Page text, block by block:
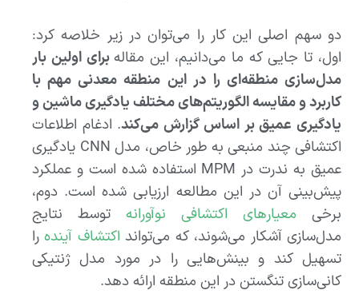
دو سهم اصلی این کار را می‌توان در زیر خلاصه کرد:
اول، تا جایی که ما می‌دانیم، این مقالهبرای اولین بار
مدل‌سازی منطقه‌ای را در این منطقه معدنی مهم با
کاربرد و مقایسه الگوریتم‌های مختلف یادگیری ماشین و
یادگیری عمیق بر اساس گزارش می‌کند. ادغام اطلاعات
اکتشافی چند منبعی به طور خاص، مدل CNN یادگیری
عمیق به ندرت در MPM استفاده شده است و عملکرد
پیش‌بینی آن در این مطالعه ارزیابی شده است. دوم،
برخی
معیارهای اکتشافی نوآورانهتوسط نتایج
مدل‌سازی آشکار می‌شوند، که می‌تواند اکتشاف آیندهرا
تسهیل کند و بینش‌هایی را در مورد مدل ژنتیکی
کانی‌سازی تنگستن در این منطقه ارائه دهد.